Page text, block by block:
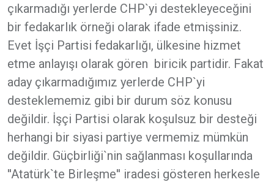
çıkarmadığı yerlerde CHP`yi destekleyeceğini
bir fedakarlık örneği olarak ifade etmişsiniz.
Evet İşçi Partisi fedakarlığı, ülkesine hizmet
etme anlayışı olarak gören biricik partidir. Fakat
aday çıkarmadığımız yerlerde CHP`yi
desteklememiz gibi bir durum söz konusu
değildir. İşçi Partisi olarak koşulsuz bir desteği
herhangi bir siyasi partiye vermemiz mümkün
değildir. Güçbirliği`nin sağlanması koşullarında
''Atatürk`te Birleşme'' iradesi gösteren herkesle